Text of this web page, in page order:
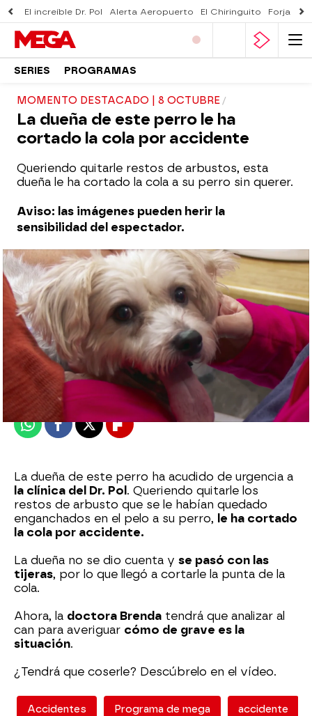
El increíble Dr. Pol Alerta Aeropuerto El Chiringuito Forjado
SERIES PROGRAMAS
MOMENTO DESTACADO | 8 OCTUBRE
La dueña de este perro le ha
cortado la cola por accidente
Queriendo quitarle restos de arbustos, esta
dueña le ha cortado la cola a su perro sin querer.
Aviso: las imágenes pueden herir la
sensibilidad del espectador.
mega
Madrid
Publicado: 08 de octubre de 2021, 17:02
WhatsappFacebook
X Flipboard
La dueña de este perro ha acudido de urgencia a
la clínica del Dr. Pol . Queriendo quitarle los
restos de arbusto que se le habían quedado
enganchados en el pelo a su perro, le ha cortado
la cola por accidente.
La dueña no se dio cuenta y se pasó con las
tijeras, por lo que llegó a cortarle la punta de la
cola.
Ahora, la doctora Brenda tendrá que analizar al
can para averiguar cómo de grave es la
situación.
¿Tendrá que coserle? Descúbrelo en el vídeo.
Accidentes Programa de mega accidente